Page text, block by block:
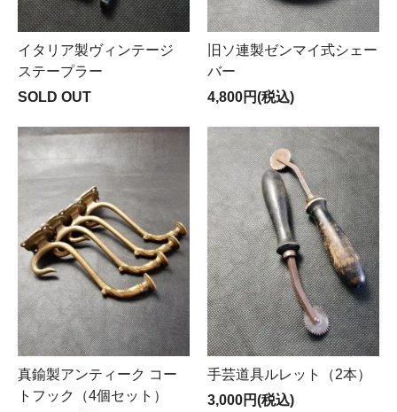
イタリア製ヴィンテージ
ステープラー
SOLD OUT
旧ソ連製ゼンマイ式シェー
バー
4,800円(税込)
真鍮製アンティーク コー
トフック（4個セット）
手芸道具ルレット（2本）
3,000円(税込)